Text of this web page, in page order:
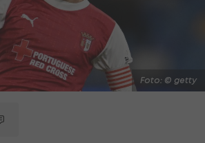
Foto: © getty